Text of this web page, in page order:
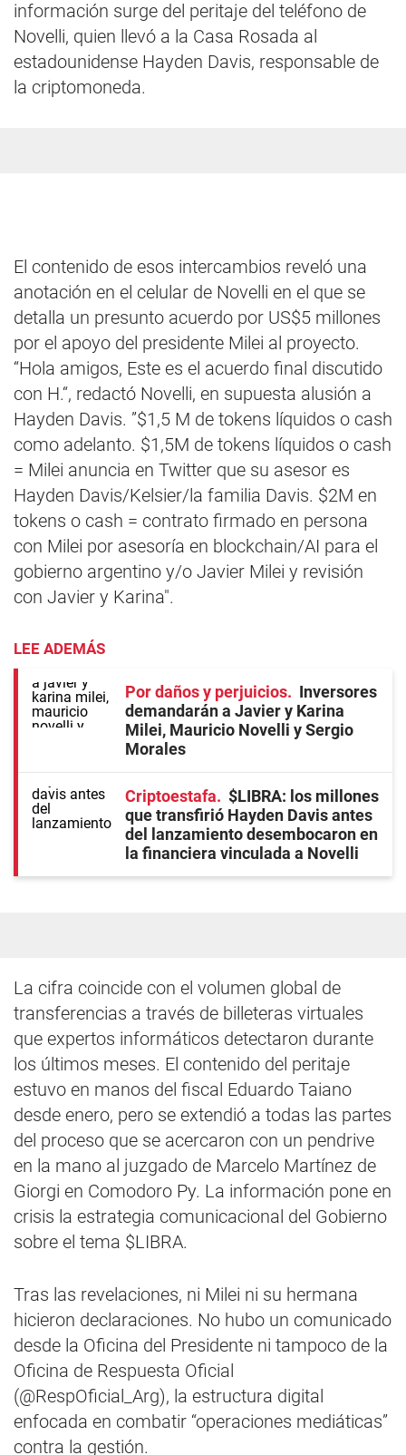
información surge del peritaje del teléfono de
Novelli, quien llevó a la Casa Rosada al
estadounidense Hayden Davis, responsable de
la criptomoneda.
El contenido de esos intercambios reveló una
anotación en el celular de Novelli en el que se
detalla un presunto acuerdo por US$5 millones
por el apoyo del presidente Milei al proyecto.
“Hola amigos, Este es el acuerdo final discutido
con H.“, redactó Novelli, en supuesta alusión a
Hayden Davis. ”$1,5 M de tokens líquidos o cash
como adelanto. $1,5M de tokens líquidos o cash
= Milei anuncia en Twitter que su asesor es
Hayden Davis/Kelsier/la familia Davis. $2M en
tokens o cash = contrato firmado en persona
con Milei por asesoría en blockchain/AI para el
gobierno argentino y/o Javier Milei y revisión
con Javier y Karina".
LEE ADEMÁS
Por daños y perjuicios
Inversores
demandarán a Javier y Karina
Milei, Mauricio Novelli y Sergio
Morales
Criptoestafa
$LIBRA: los millones
que transfirió Hayden Davis antes
del lanzamiento desembocaron en
la financiera vinculada a Novelli
La cifra coincide con el volumen global de
transferencias a través de billeteras virtuales
que expertos informáticos detectaron durante
los últimos meses. El contenido del peritaje
estuvo en manos del fiscal Eduardo Taiano
desde enero, pero se extendió a todas las partes
del proceso que se acercaron con un pendrive
en la mano al juzgado de Marcelo Martínez de
Giorgi en Comodoro Py. La información pone en
crisis la estrategia comunicacional del Gobierno
sobre el tema $LIBRA.
Tras las revelaciones, ni Milei ni su hermana
hicieron declaraciones. No hubo un comunicado
desde la Oficina del Presidente ni tampoco de la
Oficina de Respuesta Oficial
(@RespOficial_Arg), la estructura digital
enfocada en combatir “operaciones mediáticas”
contra la gestión.